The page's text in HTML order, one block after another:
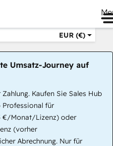
EUR (€)
Umsatz-Journey auf
Kaufen Sie Sales Hub
Professional für
€/Monat/Lizenz) oder
(vorher
Abrechnung. Nur für